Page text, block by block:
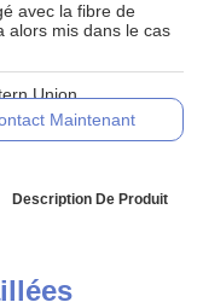
avec la fibre de
alors mis dans le cas
Union,
engagement
Maintenant
Description De Produit